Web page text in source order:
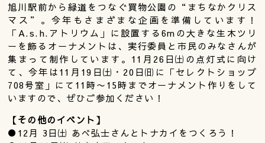
旭川駅前から緑道をつなぐ買物公園の“まちなかクリス
マス”。今年もさまざまな企画を準備しています！
「A.s.h.アトリウム」に設置する6mの大きな生木ツリ
ーを飾るオーナメントは、実行委員と市民のみなさんが
集まって制作しています。11月26日㈯の点灯式に向け
て、今年は11月19日㈯・20日㈰に「セレクトショップ
708号室」にて11時〜15時までオーナメント作りをして
いますので、ぜひご参加ください！
【その他のイベント】
●12月 3日㈯ あべ弘士さんとトナカイをつくろう！